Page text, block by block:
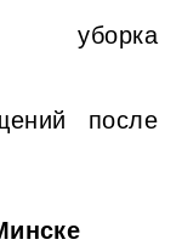
уборка
после